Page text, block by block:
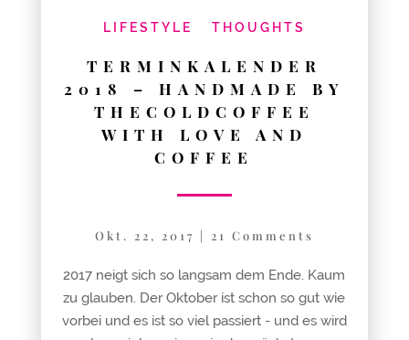
LIFESTYLE THOUGHTS
TERMINKALENDER
2018 – HANDMADE BY
THECOLDCOFFEE
WITH LOVE AND
COFFEE
Okt. 22, 2017 | 21 Comments
2017 neigt sich so langsam dem Ende. Kaum
zu glauben. Der Oktober ist schon so gut wie
vorbei und es ist so viel passiert - und es wird